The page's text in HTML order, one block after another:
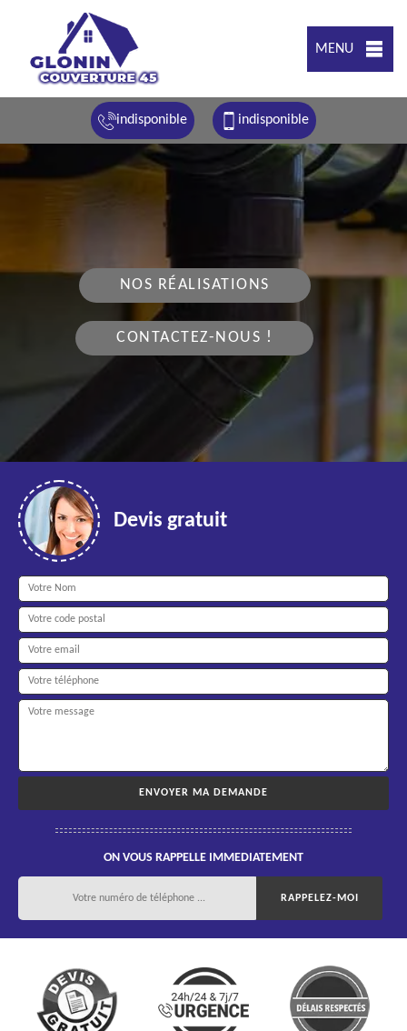
MENU
indisponible indisponible
NOS RÉALISATIONS
CONTACTEZ-NOUS !
Devis gratuit
ON VOUS RAPPELLE IMMEDIATEMENT